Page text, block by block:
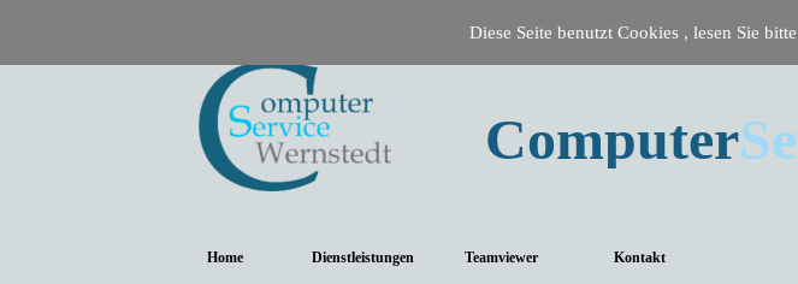
Diese Seite benutzt Cookies , lesen Sie
Home Dienstleistungen Teamviewer Kontakt
Computer